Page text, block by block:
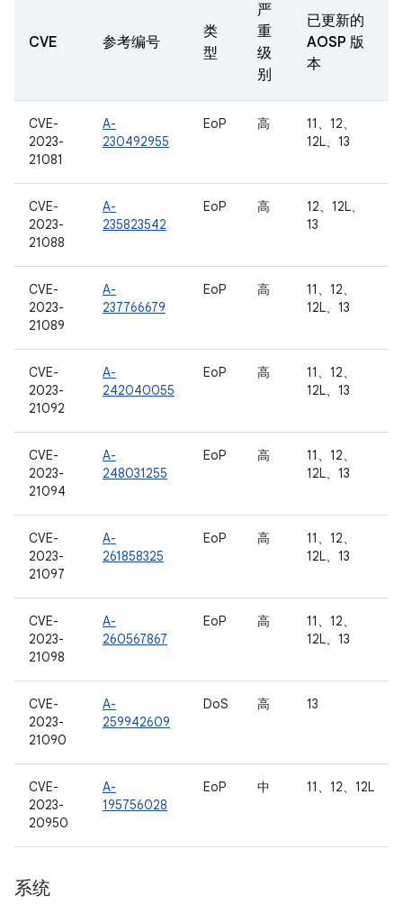
CVE 参考编号
类
型
严
重
级
别
已更新的
AOSP 版
本
CVE-
2023-
21081
A-
230492955
EoP 高
11、12、
12L、13
CVE-
2023-
21088
A-
235823542
EoP 高
12、12L、
13
CVE-
2023-
21089
A-
237766679
EoP 高
11、12、
12L、13
CVE-
2023-
21092
A-
242040055
EoP 高
11、12、
12L、13
CVE-
2023-
21094
A-
248031255
EoP 高
11、12、
12L、13
CVE-
2023-
21097
A-
261858325
EoP 高
11、12、
12L、13
CVE-
2023-
21098
A-
260567867
EoP 高
11、12、
12L、13
CVE-
2023-
21090
A-
259942609
DoS 高 13
CVE-
2023-
20950
A-
195756028
EoP 中 11、12、12L
系统